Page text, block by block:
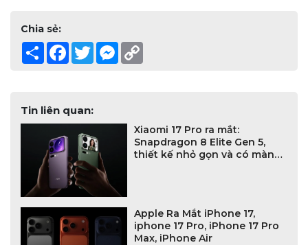
Chia sẻ:
Share Facebook
TwitterMessenger
Tin liên quan:
Xiaomi 17 Pro ra mắt:
Snapdragon 8 Elite Gen 5,
thiết kế nhỏ gọn và có màn
Apple Ra Mắt iPhone 17,
iphone 17 Pro, iPhone 17 Pro
Max, iPhone Air